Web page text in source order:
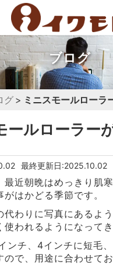
ブログ
グ ミニスモールローラ
ールローラー
最終更新日:2025.10.02
最近朝晩はめっきり肌
はかどる季節です。
代わりに写真にあるよ
使われるようになってき
ンチ、4インチに短毛
ので、用途に合わせて